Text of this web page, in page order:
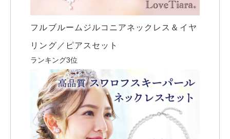
フルブルームジルコニアネックレス＆イヤ
リング／ピアスセット
ランキング3位